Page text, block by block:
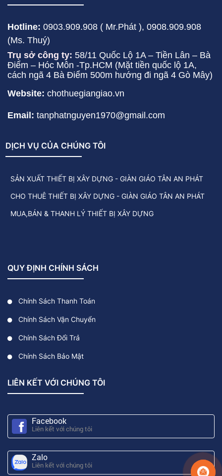
Hotline: 0903.909.908 ( Mr.Phát ), 0908.909.908
(Ms. Thuý)
Trụ sở công ty: 58/11 Quốc Lộ 1A – Tiền Lân – Bà
Điểm – Hóc Môn -Tp.HCM (Mặt tiền quốc lộ 1A,
cách ngã 4 Bà Điểm 500m hướng đi ngã 4 Gò Mây)
Website: chothuegiangiao.vn
Email: tanphatnguyen1970@gmail.com
DỊCH VỤ CỦA CHÚNG TÔI
SẢN XUẤT THIẾT BỊ XÂY DỰNG - GIÀN GIÁO TÂN AN PHÁT
CHO THUÊ THIẾT BỊ XÂY DỰNG - GIÀN GIÁO TÂN AN PHÁT
MUA,BÁN & THANH LÝ THIẾT BỊ XÂY DỰNG
QUY ĐỊNH CHÍNH SÁCH
Chính Sách Thanh Toán
Chính Sách Vận Chuyển
Chính Sách Đổi Trả
Chính Sách Bảo Mật
LIÊN KẾT VỚI CHÚNG TÔI
Facebook
Liên kết với chúng tôi
Zalo
Liên kết với chúng tôi